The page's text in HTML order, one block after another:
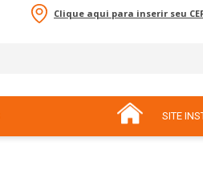
Clique aqui para inserir seu
SITE